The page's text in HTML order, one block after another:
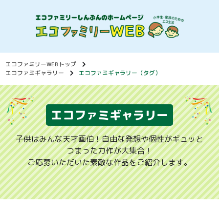
エコファミリーWEBトップ
エコファミギャラリー
エコファミギャラリー（タグ）
エコファミギャラリー
子供はみんな天才画伯！自由な発想や個性がギュッと
つまった力作が大集合！
ご応募いただいた素敵な作品をご紹介します。